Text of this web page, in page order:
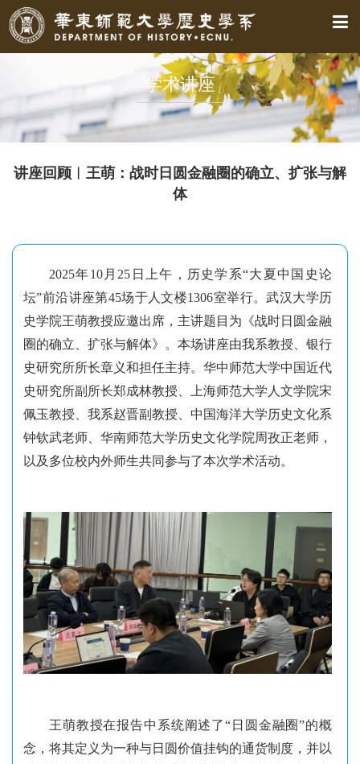
学术讲座
讲座回顾︱王萌：战时日圆金融圈的确立、扩张与解
体
2025年10月25日上午，历史学系“大夏中国史论
坛”前沿讲座第45场于人文楼1306室举行。武汉大学历
史学院王萌教授应邀出席，主讲题目为《战时日圆金融
圈的确立、扩张与解体》。本场讲座由我系教授 、银行
史研究所所长章义和担任主持。华中师范大学中国近代
史研究所副所长郑成林教授、上海师范大学人文学院宋
佩玉教授、 我系赵晋副教授、 中国海洋大学历史文化系
钟钦武老师、华南师范大学历史文化学院周孜正老师，
以及多位校内外师生共同参与了本次学术活动。
王萌教授在报告中系统阐述了“日圆金融圈”的概
念，将其定义为一种与日圆价值挂钩的通货制度，并以